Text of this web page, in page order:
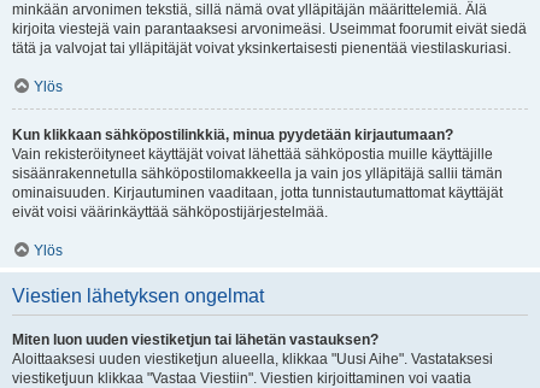
minkään arvonimen tekstiä, sillä nämä ovat ylläpitäjän määrittelemiä. Älä
kirjoita viestejä vain parantaaksesi arvonimeäsi. Useimmat foorumit eivät siedä
tätä ja valvojat tai ylläpitäjät voivat yksinkertaisesti pienentää viestilaskuriasi.
Ylös
Kun klikkaan sähköpostilinkkiä, minua pyydetään kirjautumaan?
Vain rekisteröityneet käyttäjät voivat lähettää sähköpostia muille käyttäjille
sisäänrakennetulla sähköpostilomakkeella ja vain jos ylläpitäjä sallii tämän
ominaisuuden. Kirjautuminen vaaditaan, jotta tunnistautumattomat käyttäjät
eivät voisi väärinkäyttää sähköpostijärjestelmää.
Ylös
Viestien lähetyksen ongelmat
Miten luon uuden viestiketjun tai lähetän vastauksen?
Aloittaaksesi uuden viestiketjun alueella, klikkaa "Uusi Aihe". Vastataksesi
viestiketjuun klikkaa "Vastaa Viestiin". Viestien kirjoittaminen voi vaatia